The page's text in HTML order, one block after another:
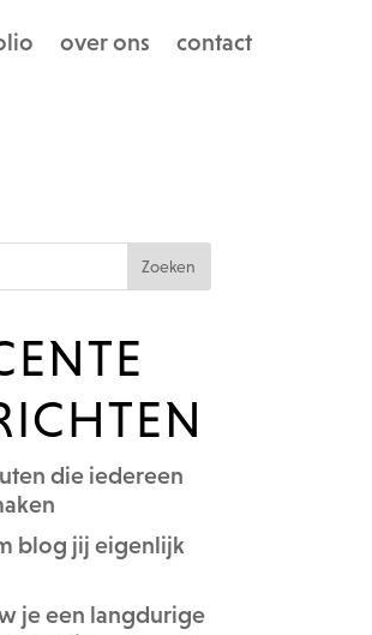
over ons contact
die iedereen
blog jij eigenlijk
je een langdurige